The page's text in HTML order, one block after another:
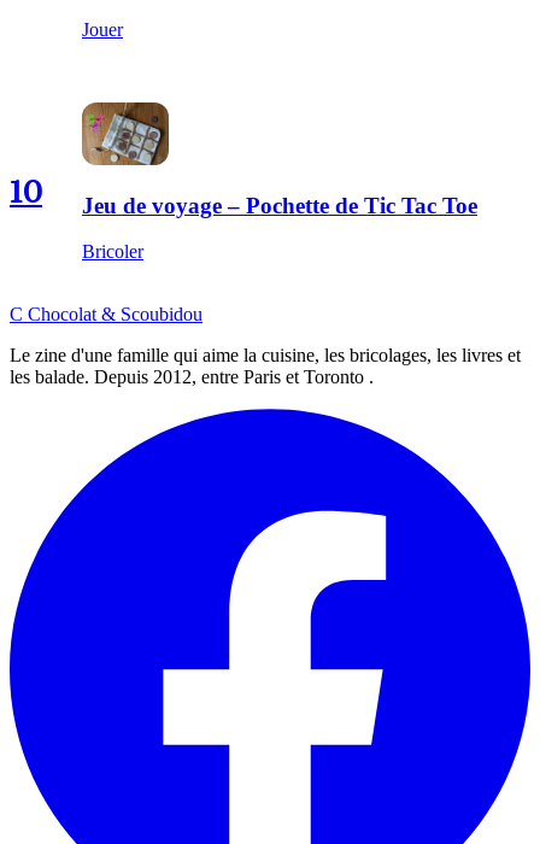
Jouer
10 Jeu de voyage – Pochette de Tic Tac Toe
Bricoler
C Chocolat & Scoubidou
Le zine d'une famille qui aime la cuisine, les bricolages, les livres et
les balade. Depuis 2012, entre Paris et Toronto .